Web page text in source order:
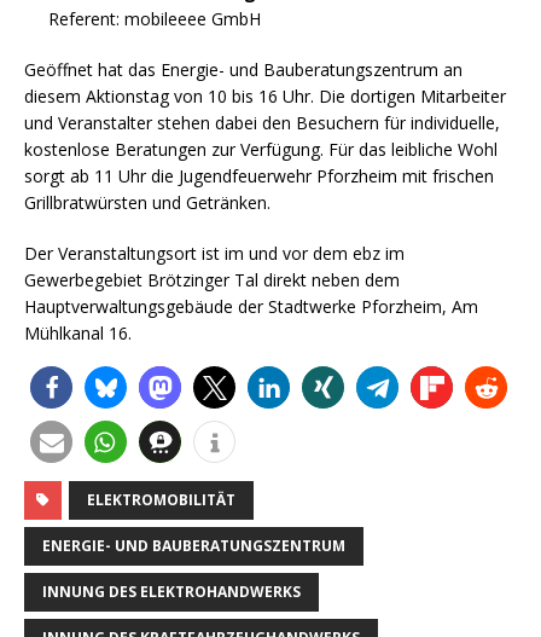
Referent: mobileeee GmbH
Geöffnet hat das Energie- und Bauberatungszentrum an
diesem Aktionstag von 10 bis 16 Uhr. Die dortigen Mitarbeiter
und Veranstalter stehen dabei den Besuchern für individuelle,
kostenlose Beratungen zur Verfügung. Für das leibliche Wohl
sorgt ab 11 Uhr die Jugendfeuerwehr Pforzheim mit frischen
Grillbratwürsten und Getränken.
Der Veranstaltungsort ist im und vor dem ebz im
Gewerbegebiet Brötzinger Tal direkt neben dem
Hauptverwaltungsgebäude der Stadtwerke Pforzheim, Am
Mühlkanal 16.
ELEKTROMOBILITÄT
ENERGIE- UND BAUBERATUNGSZENTRUM
INNUNG DES ELEKTROHANDWERKS